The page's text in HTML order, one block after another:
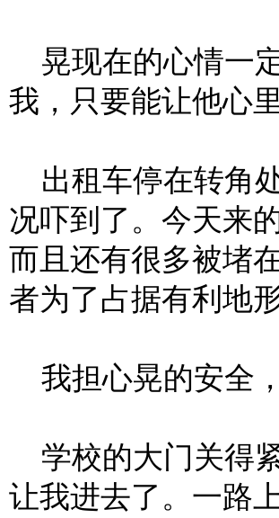
晃现在的心情一
我，只要能让他心
出租车停在转角
况吓到了。今天来
而且还有很多被堵
者为了占据有利地
我担心晃的安全
学校的大门关得
让我进去了。一路